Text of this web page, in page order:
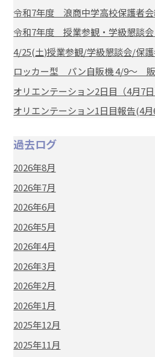
令和7年度 浪商中学高校保護者
令和7年度 授業参観・学級懇談
4/25(土)授業参観/学級懇談会/保
ロッカー型 パン自販機 4/9～
オリエンテーション2日目（4月7
オリエンテーション1日目報告(4月
過去ログ
2026年8月
2026年7月
2026年6月
2026年5月
2026年4月
2026年3月
2026年2月
2026年1月
2025年12月
2025年11月